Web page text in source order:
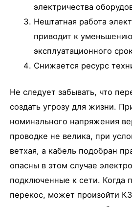
электричества
Нештатная работа
приводит к уменьшению
эксплуатационного
Снижается ресурс
Не следует забывать, что
создать угрозу для жизни.
номинального напряжения
проводке не велика, при
ветхая, а кабель подобран
опасны в этом случае
подключенные к сети. Когда
перекос, может произойти